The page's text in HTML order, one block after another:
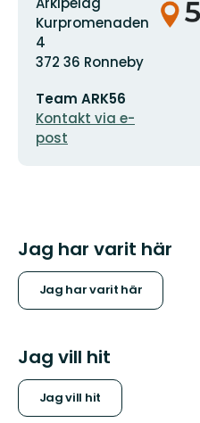
Kurpromenaden
4
372 36 Ronneby
postadress
Team ARK56
Kontakt via e-
post
Jag har varit här
Jag har varit här
Jag vill hit
Jag vill hit